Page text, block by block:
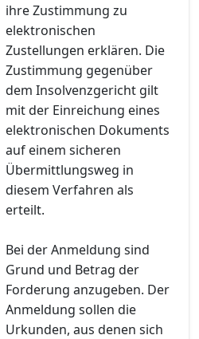
ihre Zustimmung zu
elektronischen
Zustellungen erklären. Die
Zustimmung gegenüber
dem Insolvenzgericht gilt
mit der Einreichung eines
elektronischen Dokuments
auf einem sicheren
Übermittlungsweg in
diesem Verfahren als
erteilt.
Bei der Anmeldung sind
Grund und Betrag der
Forderung anzugeben. Der
Anmeldung sollen die
Urkunden, aus denen sich